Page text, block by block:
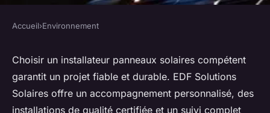
Instalateur panneaux solaires :
construisez votre avenir
énergétique
Accueil›Environnement
Choisir un installateur panneaux solaires compétent
garantit un projet fiable et durable. EDF Solutions
Solaires offre un accompagnement personnalisé, des
installations de qualité certifiée et un suivi complet